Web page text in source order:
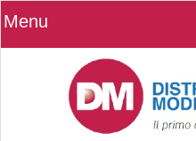
Menu